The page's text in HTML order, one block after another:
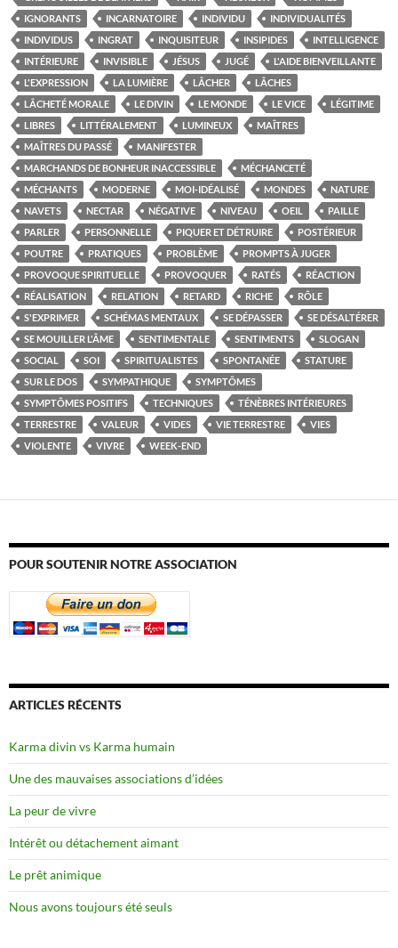
IGNORANTS
INCARNATOIRE INDIVIDU
INDIVIDUALITÉS
INDIVIDUS
INGRAT INQUISITEUR INSIPIDES
INTELLIGENCE
INTÉRIEURE
INVISIBLE JÉSUS JUGÉ
L'AIDE BIENVEILLANTE
L'EXPRESSION
LA LUMIÈRE LÂCHER
LÂCHES
LÂCHETÉ MORALE
LE DIVIN LE MONDE LE VICE
LÉGITIME
LIBRES
LITTÉRALEMENT LUMINEUX
MAÎTRES
MAÎTRES DU PASSÉ
MANIFESTER
MARCHANDS DE BONHEUR INACCESSIBLE
MÉCHANCETÉ
MÉCHANTS
MODERNE MOI-IDÉALISÉ MONDES
NATURE
NAVETS
NECTAR NÉGATIVE NIVEAU OEIL
PAILLE
PARLER
PERSONNELLE PIQUER ET DÉTRUIRE
POSTÉRIEUR
POUTRE
PRATIQUES PROBLÈME
PROMPTS À JUGER
PROVOQUE SPIRITUELLE
PROVOQUER RATÉS
RÉACTION
RÉALISATION
RELATION RETARD RICHE
RÔLE
S'EXPRIMER
SCHÉMAS MENTAUX SE DÉPASSER
SE DÉSALTÉRER
SE MOUILLER L'ÂME
SENTIMENTALE SENTIMENTS
SLOGAN
SOCIAL
SOI SPIRITUALISTES SPONTANÉE
STATURE
SUR LE DOS
SYMPATHIQUE
SYMPTÔMES
SYMPTÔMES POSITIFS
TECHNIQUES
TÉNÈBRES INTÉRIEURES
TERRESTRE
VALEUR VIDES VIE TERRESTRE
VIES
VIOLENTE
VIVRE WEEK-END
POUR SOUTENIR NOTRE ASSOCIATION
ARTICLES RÉCENTS
Karma divin vs Karma humain
Une des mauvaises associations d’idées
La peur de vivre
Intérêt ou détachement aimant
Le prêt animique
Nous avons toujours été seuls